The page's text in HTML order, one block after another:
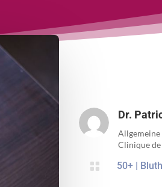
Dr.
Clinique
 50+ |